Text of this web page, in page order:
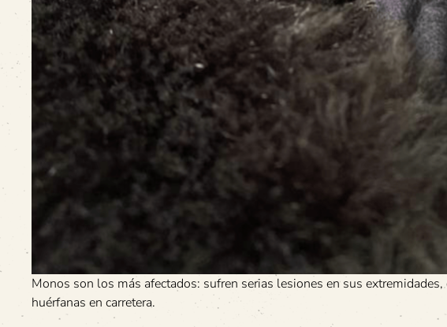
Monos son los más afectados: sufren serias lesiones en sus
huérfanas en carretera.